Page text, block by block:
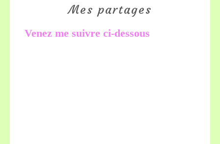
Mes partages
Venez me suivre ci-dessous